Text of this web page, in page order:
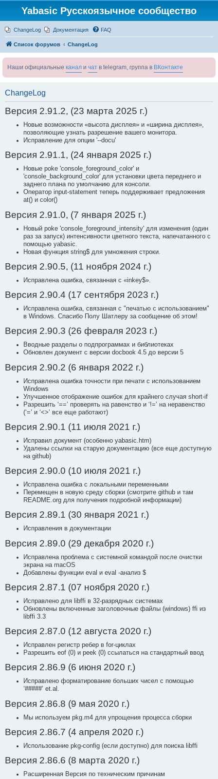
Yabasic Русскоязычное сообщество
ChangeLog Документация FAQ
Список форумов ChangeLog
Наши официальные канал и чат в telegram, группа в ВКонтакте
ChangeLog
Версия 2.91.2, (23 марта 2025 г.)
Новые возможности «высота дисплея» и «ширина дисплея»,
позволяющие узнать разрешение вашего монитора.
Исправление для опции '--docu'
Версия 2.91.1, (24 января 2025 г.)
Новые poke 'console_foreground_color' и
'console_background_color' для установки цвета переднего и
заднего плана по умолчанию для консоли.
Оператор input-statement теперь поддерживает предложения
at() и color()
Версия 2.91.0, (7 января 2025 г.)
Новый poke 'console_foreground_intensity' для изменения (один
раз за запуск) интенсивности цветного текста, напечатанного с
помощью yabasic.
Новая функция string$ для умножения строки.
Версия 2.90.5, (11 ноября 2024 г.)
Исправлена ​​ошибка, связанная с «inkey$».
Версия 2.90.4 (17 сентября 2023 г.)
Исправлена ошибка, связанная с "печатью с использованием"
в Windows. Спасибо Полу Шатлеру за сообщение об этом!
Версия 2.90.3 (26 февраля 2023 г.)
Вводные разделы о подпрограммах и библиотеках
Обновлен документ с версии docbook 4.5 до версии 5
Версия 2.90.2 (6 января 2022 г.)
Исправлена ошибка точности при печати с использованием
Windows
Улучшенное отображение ошибок для крайнего случая short-if
Разрешить ‘==’ проверять на равенство и ‘!=’ на неравенство
(‘=’ и ‘<>’ все еще работают)
Версия 2.90.1 (11 июля 2021 г.)
Исправил документ (особенно yabasic.htm)
Удалены ссылки на старую документацию (все еще доступную
на github)
Версия 2.90.0 (10 июля 2021 г.)
Исправлена ошибка с локальными переменными
Перемещен в новую среду сборки (смотрите github и там
README.org для получения подробной информации)
Версия 2.89.1 (30 января 2021 г.)
Исправления в документации
Версия 2.89.0 (29 декабря 2020 г.)
Исправлена проблема с системной командой после очистки
экрана на macOS
Добавлены функции eval и eval -анализ $
Версия 2.87.1 (07 ноября 2020 г.)
Исправлено для libffi в 32-разрядных системах
Обновлены включенные заголовочные файлы (windows) ffi из
libffi 3.3
Версия 2.87.0 (12 августа 2020 г.)
Исправлен регистр ребер в for-циклах
Разрешить eof (0) и peek (0) ссылаться на стандартный ввод
Версия 2.86.9 (6 июня 2020 г.)
Исправлено форматирование больших чисел с помощью
‘#####’ et.al.
Версия 2.86.8 (9 мая 2020 г.)
Мы используем pkg.m4 для упрощения процесса сборки
Версия 2.86.7 (4 апреля 2020 г.)
Использование pkg-config (если доступно) для поиска libffi
Версия 2.86.6 (8 марта 2020 г.)
Расширенная Версия по техническим причинам